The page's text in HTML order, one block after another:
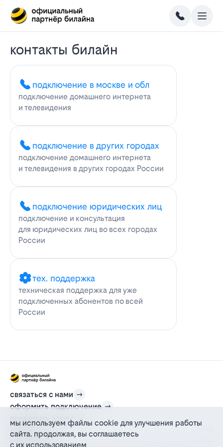
контакты билайн
подключение в москве и обл
подключение домашнего интернета
и телевидения
подключение в других городах
подключение домашнего интернета
и телевидения в других городах России
подключение юридических лиц
подключение и консультация
для юридических лиц во всех городах
России
тех. поддержка
техническая поддержка для уже
подключенных абонентов по всей
России
связаться с нами
оформить подключение
проверить адрес
для дома
информация
мы используем файлы cookie для улучшения работы
сайта. продолжая, вы соглашаетесь
с их использованием